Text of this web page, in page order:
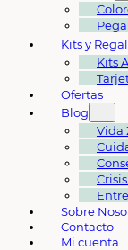
Kits y
Kits
Ofertas
Blog
Vida
Sobre
Contacto
Mi cuenta